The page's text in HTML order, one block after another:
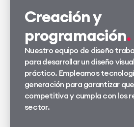
Creación y
programación
Nuestro equipo de diseño
para desarrollar un diseño
práctico. Empleamos
generación para garantizar
competitiva y cumpla con los
sector.